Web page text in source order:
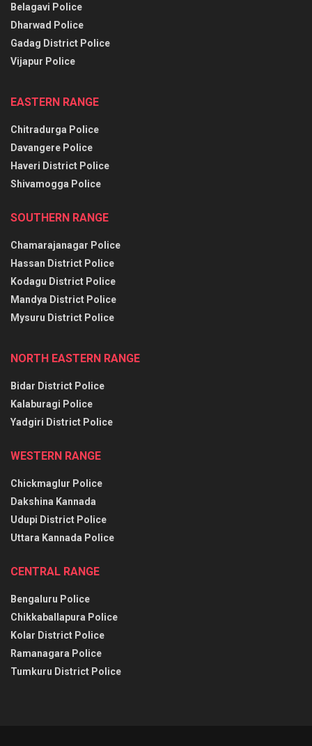
Belagavi Police
Dharwad Police
Gadag District Police
Vijapur Police
EASTERN RANGE
Chitradurga Police
Davangere Police
Haveri District Police
Shivamogga Police
SOUTHERN RANGE
Chamarajanagar Police
Hassan District Police
Kodagu District Police
Mandya District Police
Mysuru District Police
NORTH EASTERN RANGE
Bidar District Police
Kalaburagi Police
Yadgiri District Police
WESTERN RANGE
Chickmaglur Police
Dakshina Kannada
Udupi District Police
Uttara Kannada Police
CENTRAL RANGE
Bengaluru Police
Chikkaballapura Police
Kolar District Police
Ramanagara Police
Tumkuru District Police